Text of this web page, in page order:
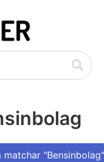
"Bensinbolag"